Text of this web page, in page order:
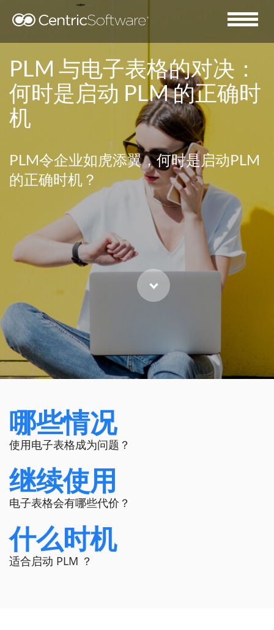
PLM 与电子表格的对决：
何时是启动 PLM 的正确时
机
PLM令企业如虎添翼，何时是启动PLM
的正确时机？
哪些情况
使用电子表格成为问题？
继续使用
电子表格会有哪些代价？
什么时机
适合启动 PLM ？